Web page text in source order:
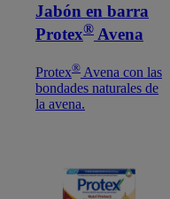
Jabón en barra
Protex®Avena
Protex®Avena con las
bondades naturales de
la avena.